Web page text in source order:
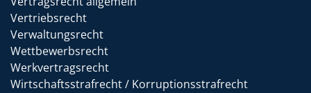
Vertriebsrecht
Verwaltungsrecht
Wettbewerbsrecht
Werkvertragsrecht
Wirtschaftsstrafrecht / Korruptionsstrafrecht